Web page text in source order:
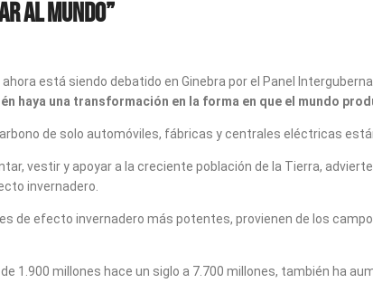
al mundo”
está siendo debatido en Ginebra por el Panel
haya una transformación en la forma en que el mundo
de solo automóviles, fábricas y centrales eléctricas
vestir y apoyar a la creciente población de la Tierra,
invernadero.
de efecto invernadero más potentes, provienen de los
1.900 millones hace un siglo a 7.700 millones, también ha